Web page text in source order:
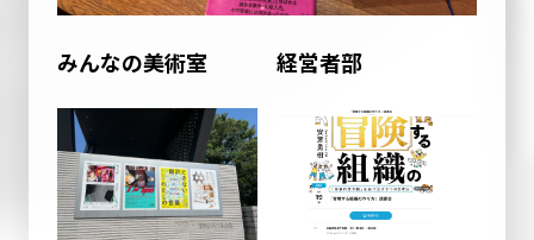
みんなの美術室 経営者部